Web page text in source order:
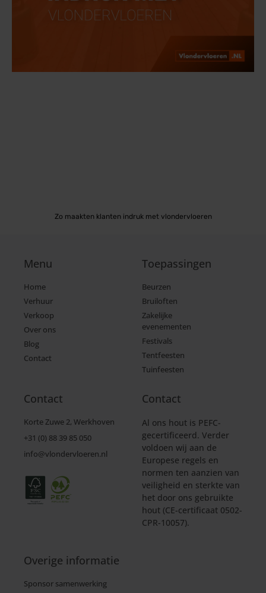
Zo maakten klanten indruk met vlondervloeren
Menu
Home
Verhuur
Verkoop
Over ons
Blog
Contact
Toepassingen
Beurzen
Bruiloften
Zakelijke
evenementen
Festivals
Tentfeesten
Tuinfeesten
Contact
Korte Zuwe 2, Werkhoven
+31 (0) 88 39 85 050
info@vlondervloeren.nl
Contact
Al ons hout is PEFC-
gecertificeerd. Verder
voldoen wij aan de
Europese regels en
normen ten aanzien van
veiligheid en sterkte van
het door ons gebruikte
hout (CE-certificaat 0502-
CPR-10057).
Overige informatie
Sponsor samenwerking